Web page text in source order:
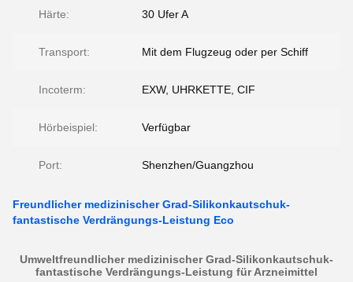
Härte: 30 Ufer A
Transport: Mit dem Flugzeug oder per Schiff
Incoterm: EXW, UHRKETTE, CIF
Hörbeispiel: Verfügbar
Port: Shenzhen/Guangzhou
Freundlicher medizinischer Grad-Silikonkautschuk-
fantastische Verdrängungs-Leistung Eco
Umweltfreundlicher medizinischer Grad-Silikonkautschuk-
fantastische Verdrängungs-Leistung für Arzneimittel